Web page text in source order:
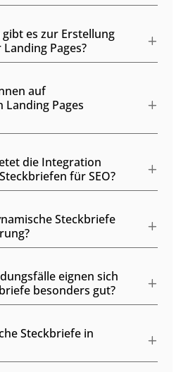
es zur Erstellung
Pages?
auf
Landing Pages
die Integration
für SEO?
Steckbriefe
eignen sich
besonders gut?
Steckbriefe in